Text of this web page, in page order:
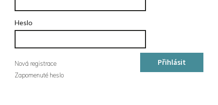
Heslo
Přihlásit
Nová registrace
Zapomenuté heslo